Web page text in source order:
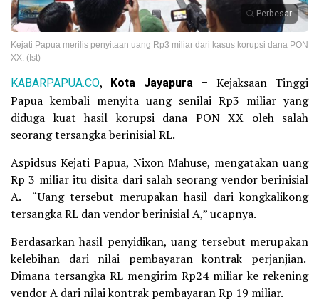
Perbesar
Kejati Papua merilis penyitaan uang Rp3 miliar dari kasus korupsi dana PON
XX. (Ist)
KABARPAPUA.CO, Kota Jayapura – Kejaksaan Tinggi
Papua kembali menyita uang senilai Rp3 miliar yang
diduga kuat hasil korupsi dana PON XX oleh salah
seorang tersangka berinisial RL.
Aspidsus Kejati Papua, Nixon Mahuse, mengatakan uang
Rp 3 miliar itu disita dari salah seorang vendor berinisial
A. “Uang tersebut merupakan hasil dari kongkalikong
tersangka RL dan vendor berinisial A,” ucapnya.
Berdasarkan hasil penyidikan, uang tersebut merupakan
kelebihan dari nilai pembayaran kontrak perjanjian.
Dimana tersangka RL mengirim Rp24 miliar ke rekening
vendor A dari nilai kontrak pembayaran Rp 19 miliar.